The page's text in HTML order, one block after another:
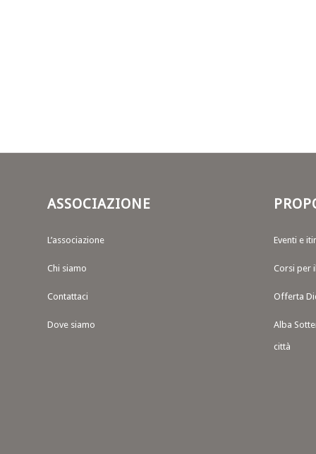
ASSOCIAZIONE
L’associazione
Chi siamo
Contattaci
Dove siamo
Eventi e
Corsi per
Offerta
Alba
città